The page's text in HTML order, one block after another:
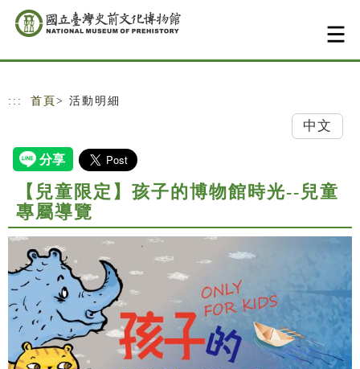
跳到主要內容
網站導覽
::: 首頁 > 活動明細
中文
【兒童限定】孩子的博物館時光--兒童
專屬導覽